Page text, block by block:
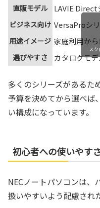
直販モデル LAVIE Direct
ビジネス向け VersaProシ
用途イメージ 家庭利用か
選びやすさ カタログモ
ス
多くのシリーズがあるた
予算を決めてから選べば
い構成になっています。
初心者への使いやす
NECノートパソコンは、
扱いやすいよう配慮され